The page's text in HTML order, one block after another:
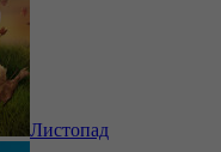
Листопад